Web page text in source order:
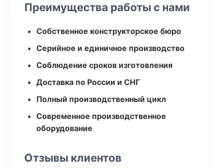
Преимущества работы с нами
Собственное конструкторское бюро
Серийное и единичное производство
Соблюдение сроков изготовления
Доставка по России и СНГ
Полный производственный цикл
Современное производственное
оборудование
Отзывы клиентов